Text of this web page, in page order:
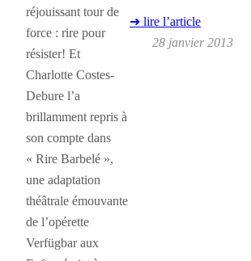
réjouissant tour de
force : rire pour
résister! Et
Charlotte Costes-
Debure l’a
brillamment repris à
son compte dans
« Rire Barbelé »,
une adaptation
théâtrale émouvante
de l’opérette
Verfügbar aux
➜ lire l’article
28 janvier 2013